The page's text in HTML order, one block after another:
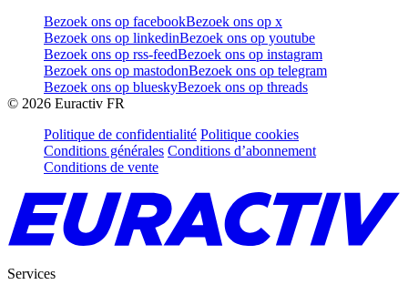
Bezoek ons op facebookBezoek ons op x
Bezoek ons op linkedinBezoek ons op youtube
Bezoek ons op rss-feedBezoek ons op instagram
Bezoek ons op mastodonBezoek ons op telegram
Bezoek ons op blueskyBezoek ons op threads
© 2026 Euractiv FR
Politique de confidentialité Politique cookies
Conditions générales Conditions d’abonnement
Conditions de vente
Services